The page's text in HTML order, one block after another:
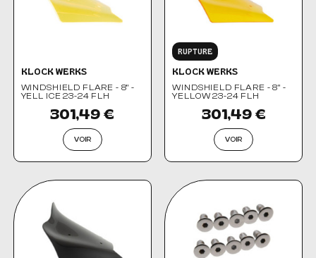
KLOCK WERKS
WINDSHIELD FLARE - 8" -
YELL ICE 23-24 FLH
301,49 €
VOIR
RUPTURE
KLOCK WERKS
WINDSHIELD FLARE - 8" -
YELLOW 23-24 FLH
301,49 €
VOIR